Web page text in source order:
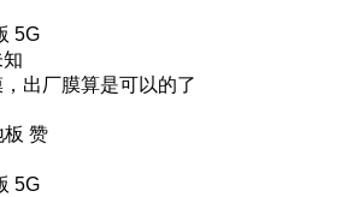
5G
出厂膜算是可以的了
板 赞
5G